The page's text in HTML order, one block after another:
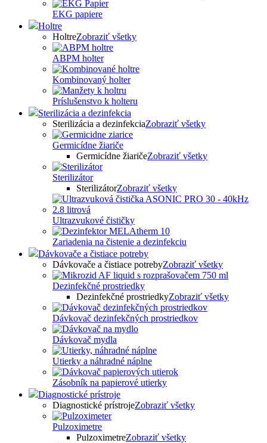
EKG papiere
Holtre
HoltreZobraziť všetky
ABPM holter
Kombinovaný holter
Príslušenstvo k holteru
Sterilizácia a dezinfekcia
Sterilizácia a dezinfekciaZobraziť všetky
Germicídne žiariče
Germicídne žiaričeZobraziť všetky
Sterilizátor
SterilizátorZobraziť všetky
Ultrazvukové čističky
Zariadenia na čistenie a dezinfekciu
Dávkovače a čistiace potreby
Dávkovače a čistiace potrebyZobraziť všetky
Dezinfekčné prostriedky
Dezinfekčné prostriedkyZobraziť všetky
Dávkovač dezinfekčných prostriedkov
Dávkovač mydla
Utierky a náhradné náplne
Zásobník na papierové utierky
Diagnostické prístroje
Diagnostické prístrojeZobraziť všetky
Pulzoximetre
PulzoximetreZobraziť všetky